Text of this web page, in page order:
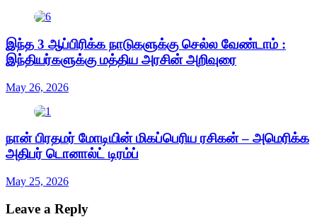
இந்த 3 ஆப்பிரிக்க நாடுகளுக்கு செல்ல வேண்டாம் :
இந்தியர்களுக்கு மத்திய அரசின் அறிவுரை
May 26, 2026
நான் பிரதமர் மோடியின் மிகப்பெரிய ரசிகன் – அமெரிக்க
அதிபர் டொனால்ட் டிரம்ப்
May 25, 2026
Leave a Reply